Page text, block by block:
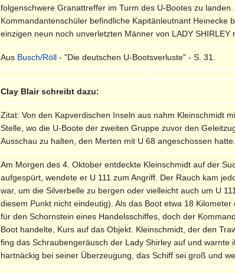
folgenschwere Granattreffer im Turm des U-Bootes zu
Kommandantenschüler befindliche Kapitänleutnant
einzigen neun noch unverletzten Männer von LADY
Aus Busch/Röll - "Die deutschen U-Bootsverluste" - S. 31.
Clay Blair schreibt dazu:
Zitat: Von den Kapverdischen Inseln aus nahm Kleinschmidt
Stelle, wo die U-Boote der zweiten Gruppe zuvor den
Ausschau zu halten, den Merten mit U 68 angeschossen hatte.
Am Morgen des 4. Oktober entdeckte Kleinschmidt auf der
aufgespürt, wendete er U 111 zum Angriff. Der Rauch kam
war, um die Silverbelle zu bergen oder vielleicht auch um U
diesem Punkt nicht eindeutig). Als das Boot etwa 18
für den Schornstein eines Handelsschiffes, doch der
Boot handelte, Kurs auf das Objekt. Kleinschmidt, der den
fing das Schraubengeräusch der Lady Shirley auf und
hartnäckig bei seiner Überzeugung, das Schiff sei groß und